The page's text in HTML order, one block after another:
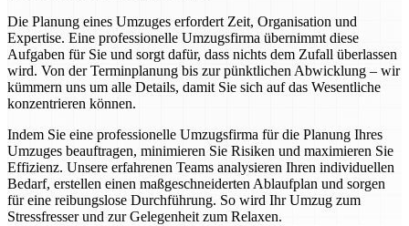
Die Planung eines Umzuges erfordert Zeit, Organisation und
Expertise. Eine professionelle Umzugsfirma übernimmt diese
Aufgaben für Sie und sorgt dafür, dass nichts dem Zufall überlassen
wird. Von der Terminplanung bis zur pünktlichen Abwicklung – wir
kümmern uns um alle Details, damit Sie sich auf das Wesentliche
konzentrieren können.
Indem Sie eine professionelle Umzugsfirma für die Planung Ihres
Umzuges beauftragen, minimieren Sie Risiken und maximieren Sie
Effizienz. Unsere erfahrenen Teams analysieren Ihren individuellen
Bedarf, erstellen einen maßgeschneiderten Ablaufplan und sorgen
für eine reibungslose Durchführung. So wird Ihr Umzug zum
Stressfresser und zur Gelegenheit zum Relaxen.